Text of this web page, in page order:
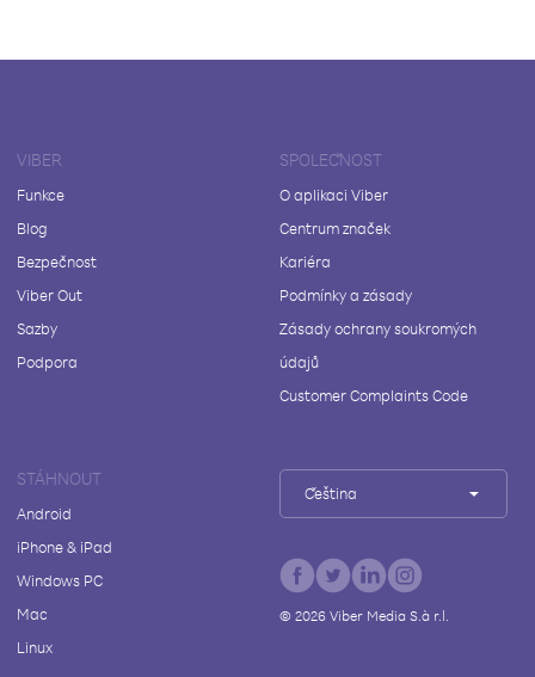
VIBER
Funkce
Blog
Bezpečnost
Viber Out
Sazby
Podpora
SPOLEČNOST
O aplikaci Viber
Centrum značek
Kariéra
Podmínky a zásady
Zásady ochrany soukromých
údajů
Customer Complaints Code
STÁHNOUT
Android
iPhone & iPad
Windows PC
Mac
Linux
Čeština
© 2026Viber Media S.à r.l.